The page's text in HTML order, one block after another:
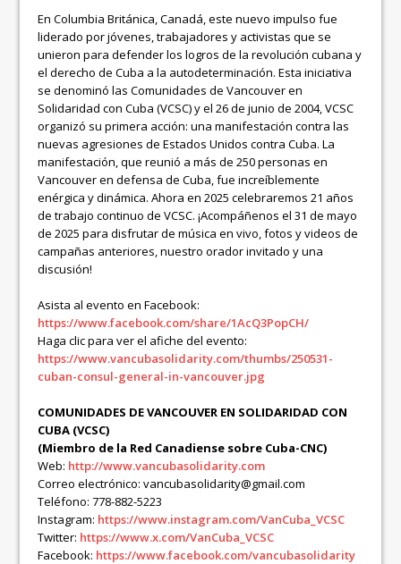
En Columbia Británica, Canadá, este nuevo impulso fue
liderado por jóvenes, trabajadores y activistas que se
unieron para defender los logros de la revolución cubana y
el derecho de Cuba a la autodeterminación. Esta iniciativa
se denominó las Comunidades de Vancouver en
Solidaridad con Cuba (VCSC) y el 26 de junio de 2004, VCSC
organizó su primera acción: una manifestación contra las
nuevas agresiones de Estados Unidos contra Cuba. La
manifestación, que reunió a más de 250 personas en
Vancouver en defensa de Cuba, fue increíblemente
enérgica y dinámica. Ahora en 2025 celebraremos 21 años
de trabajo continuo de VCSC. ¡Acompáñenos el 31 de mayo
de 2025 para disfrutar de música en vivo, fotos y videos de
campañas anteriores, nuestro orador invitado y una
discusión!
Asista al evento en Facebook:
https://www.facebook.com/share/1AcQ3PopCH/
Haga clic para ver el afiche del evento:
https://www.vancubasolidarity.com/thumbs/250531-
cuban-consul-general-in-vancouver.jpg
COMUNIDADES DE VANCOUVER EN SOLIDARIDAD CON
CUBA (VCSC)
(Miembro de la Red Canadiense sobre Cuba-CNC)
Web: http://www.vancubasolidarity.com
Correo electrónico: vancubasolidarity@gmail.com
Teléfono: 778-882-5223
Instagram: https://www.instagram.com/VanCuba_VCSC
Twitter: https://www.x.com/VanCuba_VCSC
Facebook: https://www.facebook.com/vancubasolidarity